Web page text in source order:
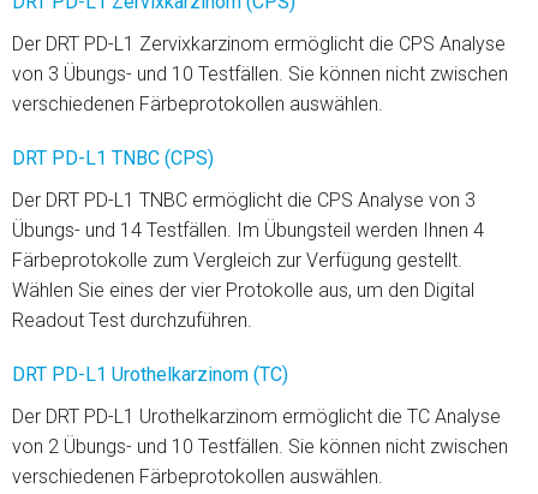
Der DRT PD-L1 Zervixkarzinom ermöglicht die CPS Analyse
von 3 Übungs- und 10 Testfällen. Sie können nicht zwischen
verschiedenen Färbeprotokollen auswählen.
DRT PD-L1 TNBC (CPS)
Der DRT PD-L1 TNBC ermöglicht die CPS Analyse von 3
Übungs- und 14 Testfällen. Im Übungsteil werden Ihnen 4
Färbeprotokolle zum Vergleich zur Verfügung gestellt.
Wählen Sie eines der vier Protokolle aus, um den Digital
Readout Test durchzuführen.
DRT PD-L1 Urothelkarzinom (TC)
Der DRT PD-L1 Urothelkarzinom ermöglicht die TC Analyse
von 2 Übungs- und 10 Testfällen. Sie können nicht zwischen
verschiedenen Färbeprotokollen auswählen.